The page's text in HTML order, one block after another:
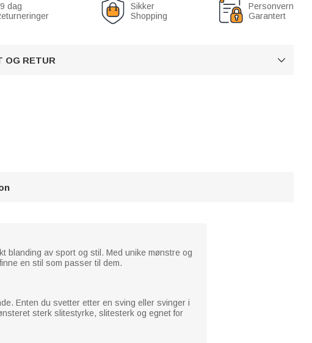
dag
Sikker
Shopping
Personvern
Garantert
OG RETUR 
blanding av sport og stil. Med unike mønstre og
en stil som passer til dem.
Enten du svetter etter en sving eller svinger i
sterk slitestyrke, slitesterk og egnet for